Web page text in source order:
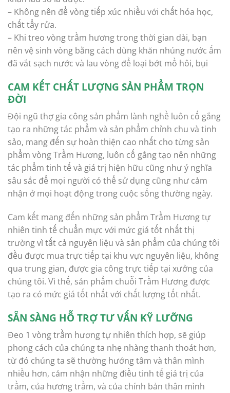
– Không nên để vòng tiếp xúc nhiều với chất hóa học,
chất tẩy rửa.
– Khi treo vòng trầm hương trong thời gian dài, bạn
nên vệ sinh vòng bằng cách dùng khăn nhúng nước ấm
đã vắt sạch nước và lau vòng để loại bớt mồ hôi, bụi
CAM KẾT CHẤT LƯỢNG SẢN PHẨM TRỌN
ĐỜI
Đội ngũ thợ gia công sản phẩm lành nghề luôn cố gắng
tạo ra những tác phẩm và sản phẩm chỉnh chu và tinh
sảo, mang đến sự hoàn thiện cao nhất cho từng sản
phẩm vòng Trầm Hương, luôn cố gắng tạo nên những
tác phẩm tinh tế và giá trị hiện hữu cũng như ý nghĩa
sâu sắc để mọi người có thể sử dụng cũng như cảm
nhận ở mọi hoạt động trong cuộc sống thường ngày.
Cam kết mang đến những sản phẩm Trầm Hương tự
nhiên tinh tế chuẩn mực với mức giá tốt nhất thị
trường vì tất cả nguyên liệu và sản phẩm của chúng tôi
đều được mua trực tiếp tại khu vực nguyên liệu, không
qua trung gian, được gia công trực tiếp tại xưởng của
chúng tôi. Vì thế, sản phẩm chuỗi Trầm Hương được
tạo ra có mức giá tốt nhất với chất lượng tốt nhất.
SẴN SÀNG HỖ TRỢ TƯ VẤN KỸ LƯỠNG
Đeo 1 vòng trầm hương tự nhiên thích hợp, sẽ giúp
phong cách của chúng ta nhẹ nhàng thanh thoát hơn,
từ đó chúng ta sẽ thường hướng tâm và thân mình
nhiều hơn, cảm nhận những điều tinh tế giá trị của
trầm, của hương trầm, và của chính bản thân mình